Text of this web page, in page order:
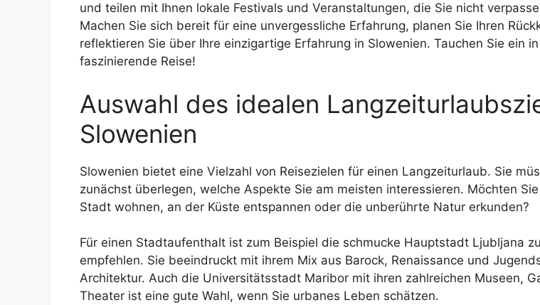
und teilen mit Ihnen lokale Festivals und Veranstaltungen, die Sie nicht
Machen Sie sich bereit für eine unvergessliche Erfahrung, planen Sie Ihren
reflektieren Sie über Ihre einzigartige Erfahrung in Slowenien. Tauchen Sie ein
faszinierende Reise!
Auswahl des idealen
Slowenien
Slowenien bietet eine Vielzahl von Reisezielen für einen Langzeiturlaub. Sie
zunächst überlegen, welche Aspekte Sie am meisten interessieren. Möchten
Stadt wohnen, an der Küste entspannen oder die unberührte Natur erkunden?
Für einen Stadtaufenthalt ist zum Beispiel die schmucke Hauptstadt Ljubljana zu
empfehlen. Sie beeindruckt mit ihrem Mix aus Barock, Renaissance und
Architektur. Auch die Universitätsstadt Maribor mit ihren zahlreichen Museen,
Theater ist eine gute Wahl, wenn Sie urbanes Leben schätzen.